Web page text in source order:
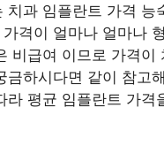
치과 임플란트 가격
격이 얼마나 얼마나
비급여 이므로 가격
금하시다면 같이 참고
라 평균 임플란트 가격